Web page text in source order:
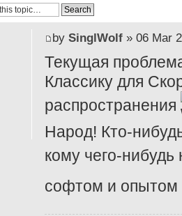
by SinglWolf» 06 Mar
Текущая
Классику для
распространения
Народ! Кто-
кому чего-
софтом и опытом